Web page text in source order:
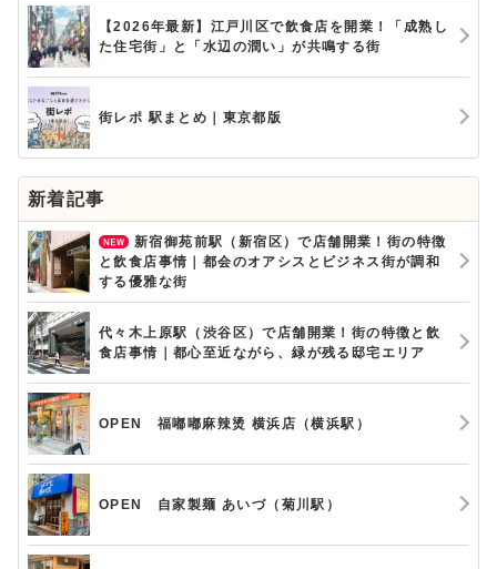
【2026年最新】江戸川区で飲食店を開業！「成熟し
た住宅街」と「水辺の潤い」が共鳴する街
街レポ 駅まとめ｜東京都版
新着記事
新宿御苑前駅（新宿区）で店舗開業！街の特徴
と飲食店事情｜都会のオアシスとビジネス街が調和
する優雅な街
代々木上原駅（渋谷区）で店舗開業！街の特徴と飲
食店事情｜都心至近ながら、緑が残る邸宅エリア
OPEN 福嘟嘟麻辣烫 横浜店（横浜駅）
OPEN 自家製麺 あいづ（菊川駅）